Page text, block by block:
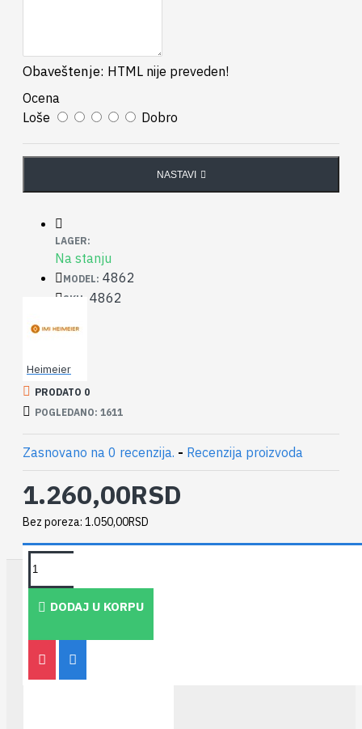
Obaveštenje: HTML nije preveden!
Ocena
Loše
Dobro
NASTAVI
LAGER:
Na stanju
MODEL: 4862
SKU: 4862
Heimeier
PRODATO 0
POGLEDANO: 1611
Zasnovano na 0 recenzija. - Recenzija proizvoda
1.260,00RSD
Bez poreza: 1.050,00RSD
DODAJ U KORPU
TAKOĐE PREPORUČUJEMO